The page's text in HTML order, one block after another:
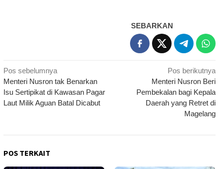
SEBARKAN
Navigasi
pos
Pos sebelumnya
Menteri Nusron tak Benarkan
Isu Sertipikat di Kawasan Pagar
Laut Milik Aguan Batal Dicabut
Pos berikutnya
Menteri Nusron Beri
Pembekalan bagi Kepala
Daerah yang Retret di
Magelang
POS TERKAIT